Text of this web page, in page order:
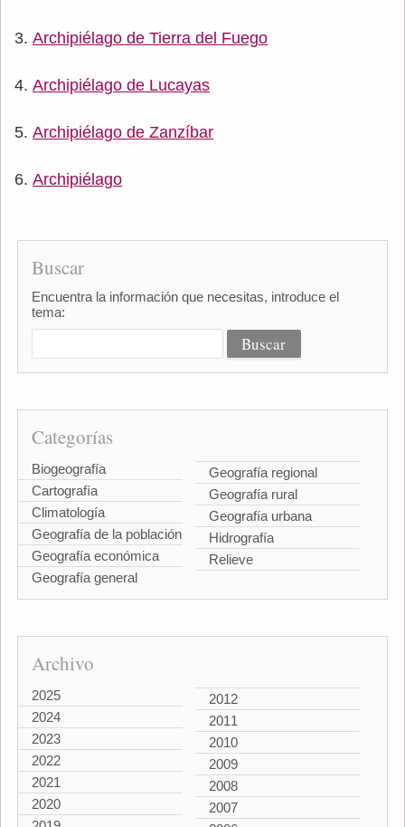
Archipiélago de Tierra del Fuego
Archipiélago de Lucayas
Archipiélago de Zanzíbar
Archipiélago
Buscar
Encuentra la información que necesitas, introduce el
tema:
Categorías
Biogeografía
Cartografía
Climatología
Geografía de la población
Geografía económica
Geografía general
Geografía regional
Geografía rural
Geografía urbana
Hidrografía
Relieve
Archivo
2025
2024
2023
2022
2021
2020
2012
2011
2010
2009
2008
2007